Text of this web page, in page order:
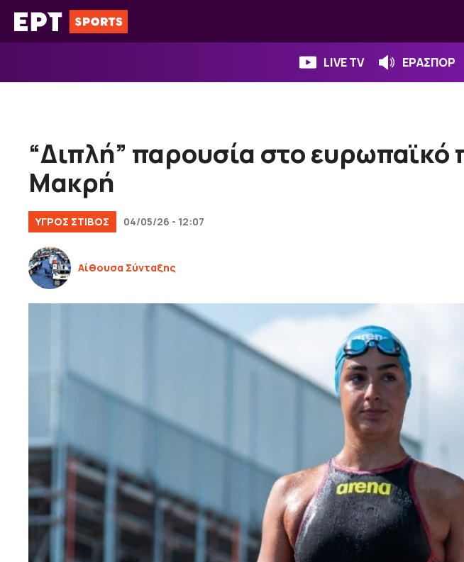
Μετάβαση
σε
LIVE TV ΕΡΑΣΠΟΡ
“Διπλή” παρουσία στο
Μακρή
ΥΓΡΌΣ ΣΤΊΒΟΣ 04/05/26 - 12:07
Αίθουσα Σύνταξης